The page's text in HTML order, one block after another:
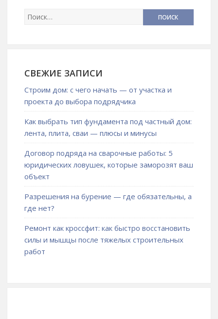
СВЕЖИЕ ЗАПИСИ
Строим дом: с чего начать — от участка и
проекта до выбора подрядчика
Как выбрать тип фундамента под частный дом:
лента, плита, сваи — плюсы и минусы
Договор подряда на сварочные работы: 5
юридических ловушек, которые заморозят ваш
объект
Разрешения на бурение — где обязательны, а
где нет?
Ремонт как кроссфит: как быстро восстановить
силы и мышцы после тяжелых строительных
работ